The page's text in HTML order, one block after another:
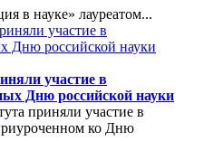
в науке» лауреатом...
участие в
Дню российской науки
приняли участие в
ко Дню